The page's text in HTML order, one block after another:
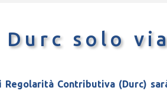
Durc solo via
Regolarità Contributiva (Durc)